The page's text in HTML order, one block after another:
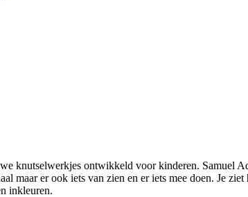
knutselwerkjes ontwikkeld voor kinderen. Samuel
maar er ook iets van zien en er iets mee doen. Je
inkleuren.